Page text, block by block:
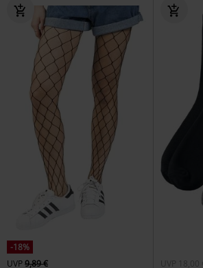
-18%
UVP9,89 € UVP 18,00 €